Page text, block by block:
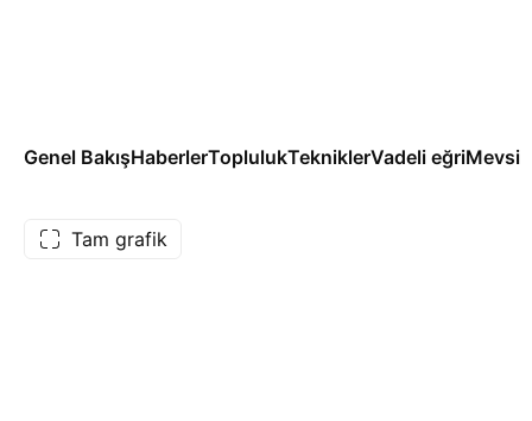
Genel BakışHaberlerToplulukTekniklerVadeli eğri
Tam grafik